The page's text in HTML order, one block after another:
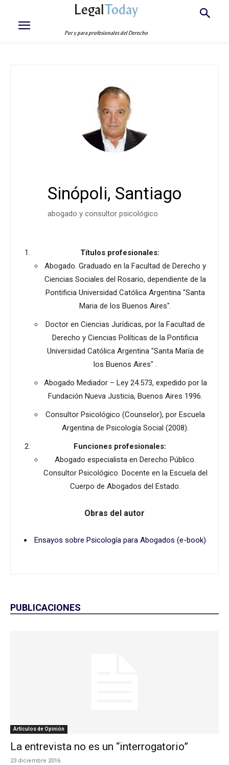
LegalToday
Por y para profesionales del Derecho
Sinópoli, Santiago
abogado y consultor psicológico
Títulos profesionales:
Abogado. Graduado en la Facultad de Derecho y
Ciencias Sociales del Rosario, dependiente de la
Pontificia Universidad Católica Argentina "Santa
Maria de los Buenos Aires".
Doctor en Ciencias Jurídicas, por la Facultad de
Derecho y Ciencias Políticas de la Pontificia
Universidad Católica Argentina "Santa María de
los Buenos Aires" .
Abogado Mediador – Ley 24.573, expedido por la
Fundación Nueva Justicia, Buenos Aires 1996.
Consultor Psicológico (Counselor), por Escuela
Argentina de Psicología Social (2008).
Funciones profesionales:
Abogado especialista en Derecho Público.
Consultor Psicológico. Docente en la Escuela del
Cuerpo de Abogados del Estado.
Obras del autor
Ensayos sobre Psicología para Abogados (e-book)
PUBLICACIONES
Artículos de Opinión
La entrevista no es un “interrogatorio”
23 diciembre 2016